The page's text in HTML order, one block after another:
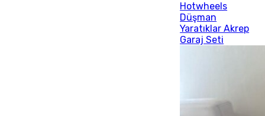
Hotwheels
Düşman
Yaratıklar Akrep
Garaj Seti